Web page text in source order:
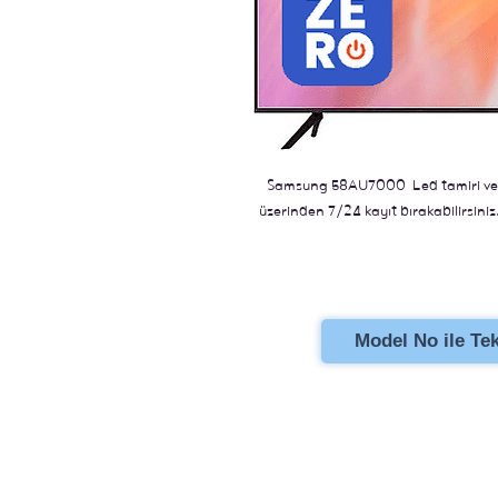
Samsung 58AU7000 Led tamiri
üzerinden 7/24 kayıt
Model No ile